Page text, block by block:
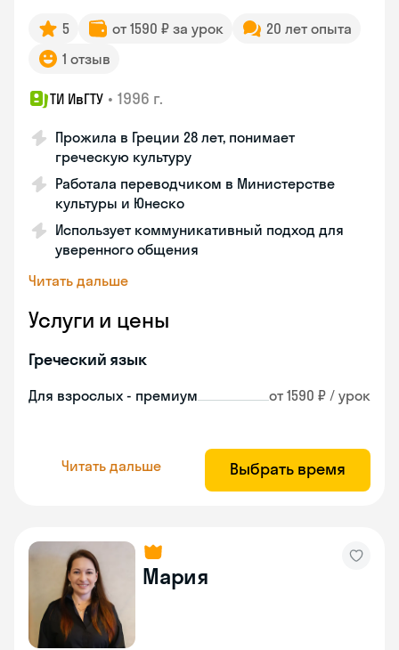
5 от 1590 ₽ за урок
20 лет опыта
1 отзыв
ТИ ИвГТУ • 1996 г.
Прожила в Греции 28 лет, понимает
греческую культуру
Работала переводчиком в Министерстве
культуры и Юнеско
Использует коммуникативный подход для
уверенного общения
Читать дальше
Услуги и цены
Греческий язык
Для взрослых - премиум от 1590 ₽ / урок
Читать дальше Выбрать время
Мария